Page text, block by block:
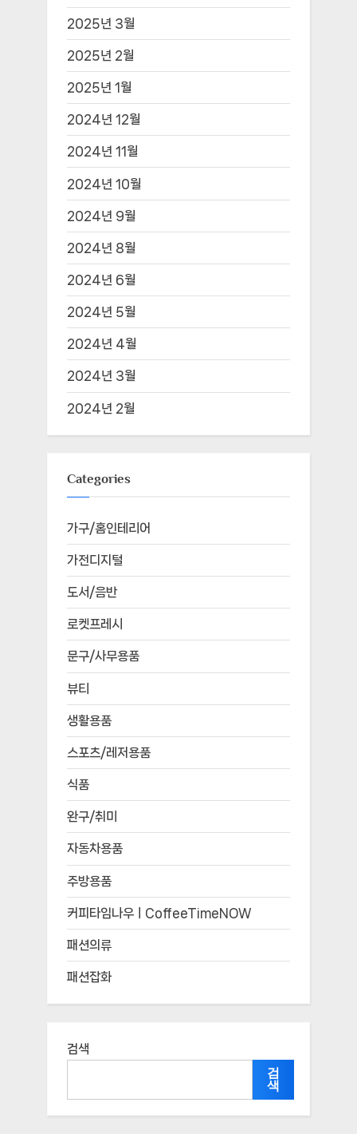
2025년 3월
2025년 2월
2025년 1월
2024년 12월
2024년 11월
2024년 10월
2024년 9월
2024년 8월
2024년 6월
2024년 5월
2024년 4월
2024년 3월
2024년 2월
Categories
가구/홈인테리어
가전디지털
도서/음반
로켓프레시
문구/사무용품
뷰티
생활용품
스포츠/레저용품
식품
완구/취미
자동차용품
주방용품
커피타임나우ㅣCoffeeTimeNOW
패션의류
패션잡화
검색
검
색